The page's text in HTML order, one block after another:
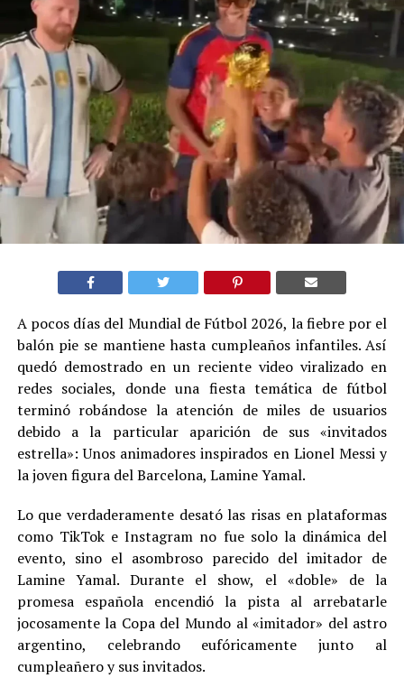
A pocos días del Mundial de Fútbol 2026, la fiebre por el
balón pie se mantiene hasta cumpleaños infantiles. Así
quedó demostrado en un reciente video viralizado en
redes sociales, donde una fiesta temática de fútbol
terminó robándose la atención de miles de usuarios
debido a la particular aparición de sus «invitados
estrella»: Unos animadores inspirados en Lionel Messi y
la joven figura del Barcelona, Lamine Yamal.
Lo que verdaderamente desató las risas en plataformas
como TikTok e Instagram no fue solo la dinámica del
evento, sino el asombroso parecido del imitador de
Lamine Yamal. Durante el show, el «doble» de la
promesa española encendió la pista al arrebatarle
jocosamente la Copa del Mundo al «imitador» del astro
argentino, celebrando eufóricamente junto al
cumpleañero y sus invitados.